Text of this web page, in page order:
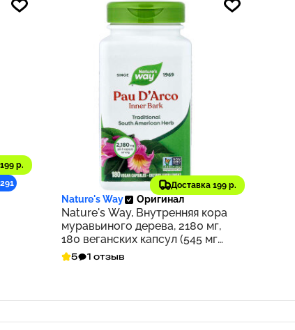
р.
291 Доставка 199 р.
1 663 ₽ 166
Nature's Way Оригинал
Nature's Way, Внутренняя кора
муравьиного дерева, 2180 мг,
180 веганских капсул (545 мг
на капсулу)
5 1 отзыв